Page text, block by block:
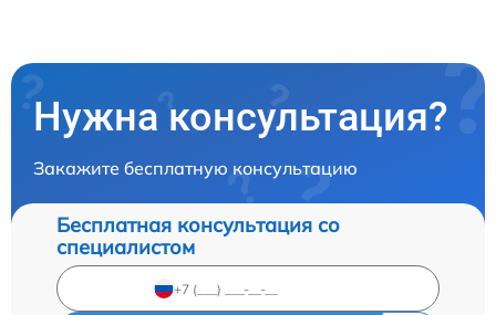
Нужна консультация?
Закажите бесплатную консультацию
Бесплатная консультация со
специалистом